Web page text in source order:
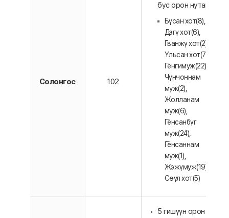
Солонгос 102
бус орон нутаг
Бүсан хот(8),
Дэгү хот(6),
Гванжү хот(2),
Үльсан хот(7),
Гёнгимуж(22),
Чүнчоннам
муж(2),
Жолланам
муж(6),
Гёнсанбүг
муж(24),
Гёнсаннам
муж(1),
Жэжүмуж(19),
Сөүл хот(5)
5 гишүүн орон